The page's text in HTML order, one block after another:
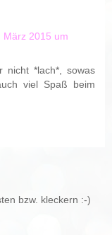
März 2015 um
*lach*, sowas
viel Spaß beim
bzw. kleckern :-)